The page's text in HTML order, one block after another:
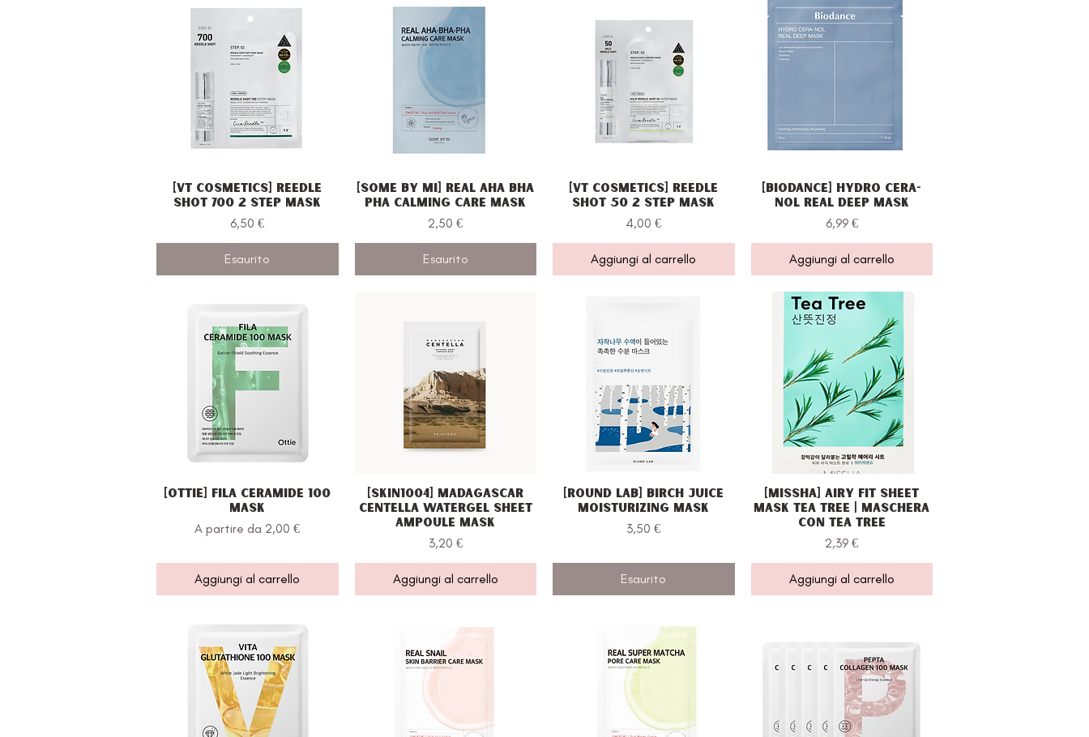
Vista rapida
[VT Cosmetics] Reedle
Shot 700 2 Step Mask
Prezzo
6,50 €
Esaurito
Vista rapida
[Some By Mi] Real AHA BHA
PHA Calming Care Mask
Prezzo
2,50 €
Esaurito
Vista rapida
[VT Cosmetics] Reedle
Shot 50 2 Step Mask
Prezzo
4,00 €
Aggiungi al carrello
Vista rapida
[Biodance] Hydro Cera-
Nol Real Deep Mask
Prezzo
6,99 €
Aggiungi al carrello
Vista rapida
[Ottie] Fila Ceramide 100
Mask
A partire da 2,00 €
Prezzo scontato
Aggiungi al carrello
Vista rapida
[Skin1004] Madagascar
Centella Watergel Sheet
Ampoule Mask
Prezzo
3,20 €
Aggiungi al carrello
Vista rapida
[Round Lab] Birch Juice
Moisturizing Mask
Prezzo
3,50 €
Esaurito
Vista rapida
[Missha] Airy Fit Sheet
Mask Tea Tree | Maschera
con Tea Tree
Prezzo
2,39 €
Aggiungi al carrello